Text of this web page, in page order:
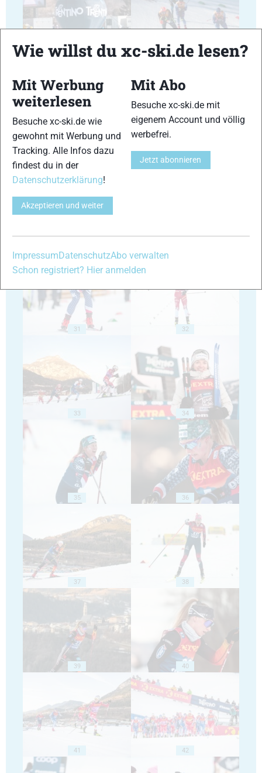
28
31 32
33 34
35 36
37 38
39 40
41 42
Wie willst du xc-ski.de lesen?
Mit Werbung
weiterlesen
Besuche xc-ski.de wie
gewohnt mit Werbung und
Tracking. Alle Infos dazu
findest du in der
Datenschutzerklärung!
Akzeptieren und weiter
Mit Abo
Besuche xc-ski.de mit
eigenem Account und völlig
werbefrei.
Jetzt abonnieren
ImpressumDatenschutzAbo verwalten
Schon registriert? Hier anmelden